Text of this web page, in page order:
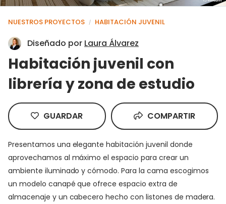
NUESTROS PROYECTOS / HABITACIÓN JUVENIL
Diseñado por Laura Álvarez
Habitación juvenil con
librería y zona de estudio
GUARDAR COMPARTIR
Presentamos una elegante habitación juvenil donde
aprovechamos al máximo el espacio para crear un
ambiente iluminado y cómodo. Para la cama escogimos
un modelo canapé que ofrece espacio extra de
almacenaje y un cabecero hecho con listones de madera.